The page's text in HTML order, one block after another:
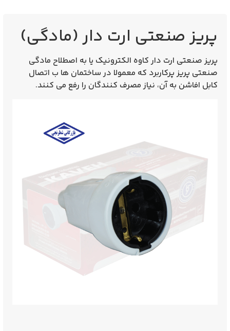
پریز صنعتی ارت دار (مادگی)
پریز صنعتی ارت دار کاوه الکترونیک یا به اصطلاح مادگی
صنعتی پریز پرکاربرد که معمولا در ساختمان ها ب اتصال
کابل افاشن به آن، نیاز مصرف کنندگان را رفع می کنند.